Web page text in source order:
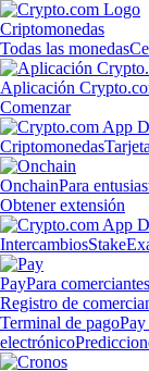
Criptomonedas
Todas las monedas
Aplicación
Comenzar
Criptomonedas
OnchainPara
Obtener extensión
IntercambiosStake
PayPara comerciantes
Registro de
Terminal de pago
electrónico